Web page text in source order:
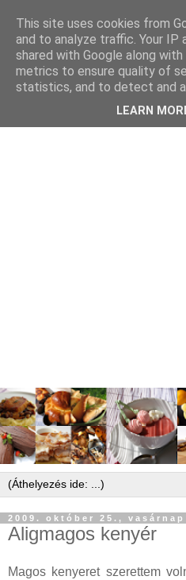
2009. október 25., vasárnap
Aligmagos kenyér
Magos kenyeret szerettem
This site uses cookies from
and to analyze traffic. Your IP
shared with Google along
metrics to ensure quality of
statistics, and to detect and
LEARN